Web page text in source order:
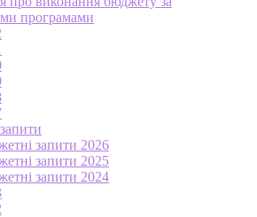
програмами
запити 2026
запити 2025
запити 2024